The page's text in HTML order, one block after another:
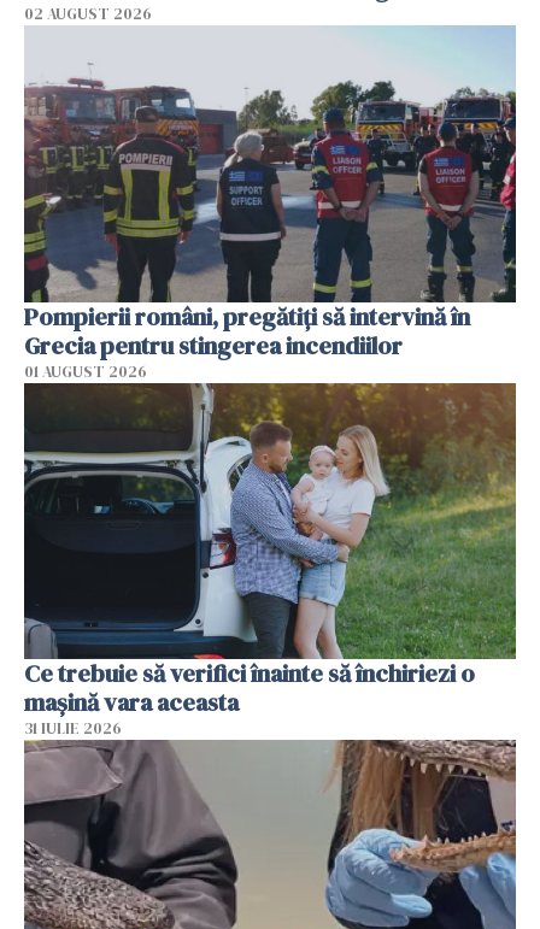
02 AUGUST 2026
Pompierii români, pregătiţi să intervină în
Grecia pentru stingerea incendiilor
01 AUGUST 2026
Ce trebuie să verifici înainte să închiriezi o
mașină vara aceasta
31 IULIE 2026